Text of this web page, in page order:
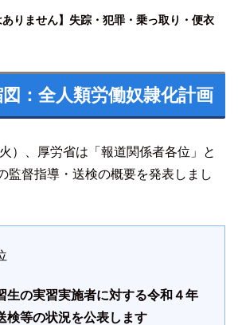
ありません】失踪・犯罪・乗っ取り・便衣
：全人類労働奴隷化計画
）、厚労省は「報道関係者各位」と
監督指導・送検の概要を発表しまし
生の実習実施者に対する令和４年
検等の状況を公表します